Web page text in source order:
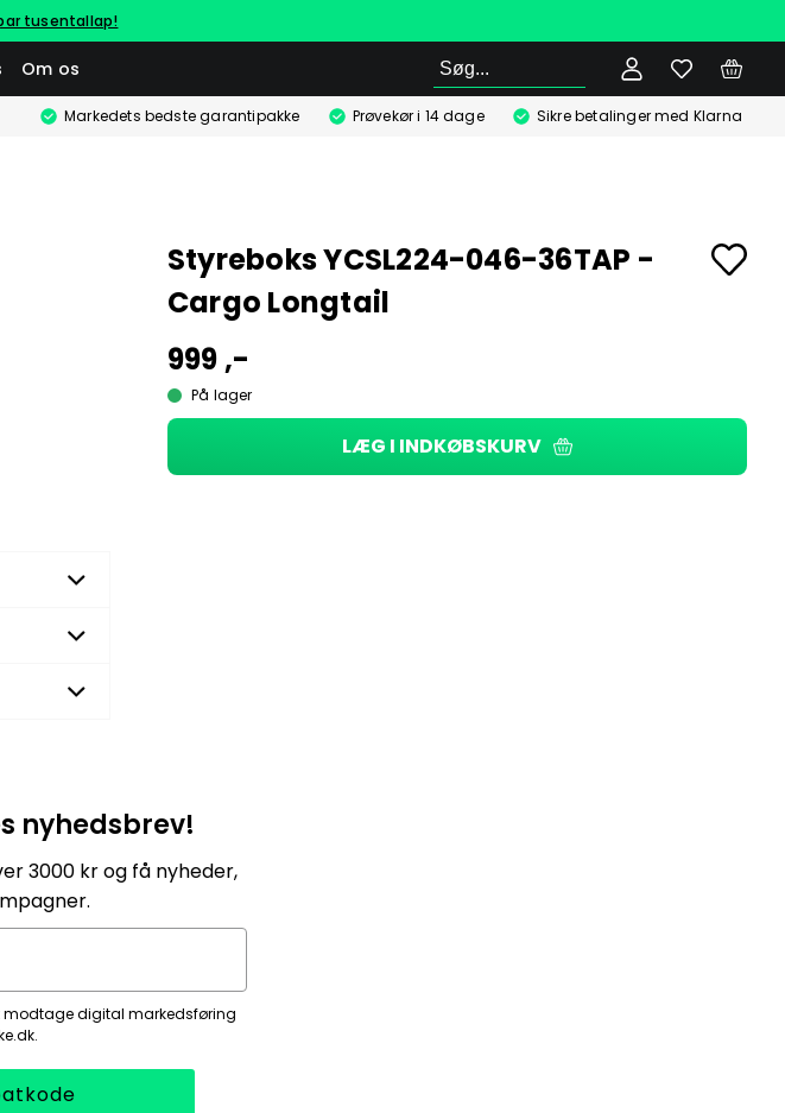
tusentallap!
Om os Søg
Markedets bedste garantipakke Prøvekør i 14 dage Sikre betalinger med Klarna
Styreboks YCSL224-046-36TAP -
Cargo Longtail
999 ,-
På lager
LÆG I INDKØBSKURV
nyhedsbrev!
3000 kr og få nyheder,
digital markedsføring